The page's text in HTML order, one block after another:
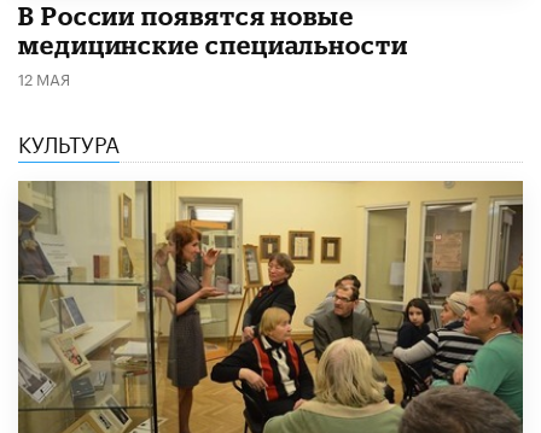
В России появятся новые
медицинские специальности
12 МАЯ
КУЛЬТУРА